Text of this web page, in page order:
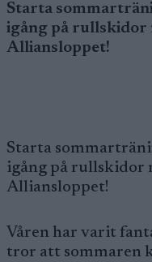
Starta
igång på rullskidor
Alliansloppet!
Starta
igång på rullskidor
Alliansloppet!
Våren har varit
tror att sommaren